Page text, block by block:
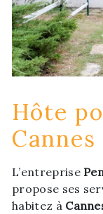
Hôte
L’entreprise
propose ses
habitez à